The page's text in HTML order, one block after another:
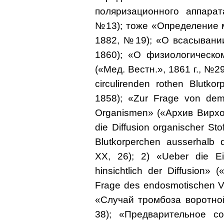
поляризационного
№13); тоже «Определение
1882, №19); «О
1860); «О
(«Мед. Вестн.», 1861 г.,
circulirenden rothen
1858); «Zur Frage von
Organismen» («Архив
die Diffusion organischer
Blutkorperchen ausserhalb
XX, 26); 2) «Ueber die
hinsichtlich der Diffusion»
Frage des endosmotischen
«Случай тромбоза
38); «Предварительное